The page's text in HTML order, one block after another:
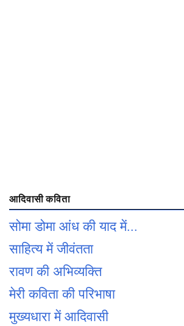
आदिवासी कविता
सोमा डोमा आंध की याद में...
साहित्य में जीवंतता
रावण की अभिव्यक्ति
मेरी कविता की परिभाषा
मुख्यधारा में आदिवासी